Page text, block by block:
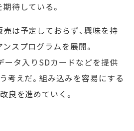
待している。
は予定しておらず、興味を持
スプログラムを展開。
ータ入りSDカードなどを提供
考えだ。組み込みを容易にする
良を進めていく。